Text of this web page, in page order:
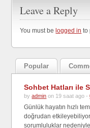
Leave a Reply
You must be logged in to
Popular
Sohbet Hatları ile
byadmin on 19 saat ago -
Günlük hayatın hızlı
doğrudan
sorumluluklar